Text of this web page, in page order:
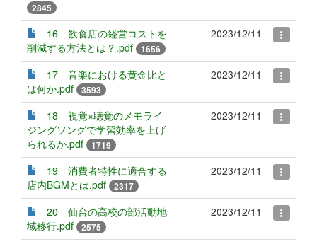
2845
16 飲食店の経営コストを
削減する方法とは？.pdf
1656
2023/12/11
17 音楽における黄金比と
は何か.pdf
3593
2023/12/11
18 視覚×聴覚のメモライ
ジングソングで学習効率を上げ
られるか.pdf
1719
2023/12/11
19 消費者特性に適合する
店内BGMとは.pdf
2317
2023/12/11
20 仙台の高校の部活動地
域移行.pdf
2575
2023/12/11